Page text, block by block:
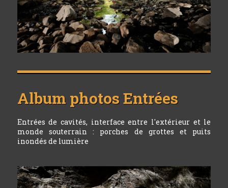
Album photosEntrées
Entrées de cavités, interface entre l'extérieur et le
monde souterrain : porches de grottes et puits
inondés de lumière